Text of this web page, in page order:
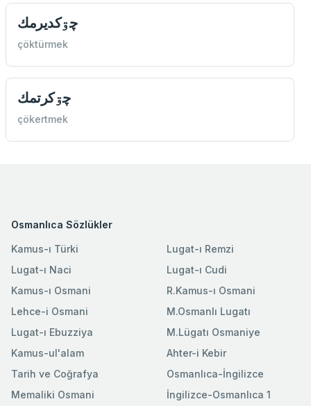
چۊكديرمك
çöktürmek
چۊكرتمك
çökertmek
Osmanlıca Sözlükler
Kamus-ı Türki
Lugat-ı Naci
Kamus-ı Osmani
Lehce-i Osmani
Lugat-ı Ebuzziya
Lugat-ı Remzi
Lugat-ı Cudi
R.Kamus-ı Osmani
M.Osmanlı Lugatı
M.Lügatı Osmaniye
Kamus-ul'alam
Tarih ve Coğrafya
Memaliki Osmani
Ahter-i Kebir
Osmanlıca-İngilizce
İngilizce-Osmanlıca 1